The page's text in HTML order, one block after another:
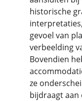
historische
gevoel van
verbeelding
Bovendien
ze
bijdraagt ​​aan